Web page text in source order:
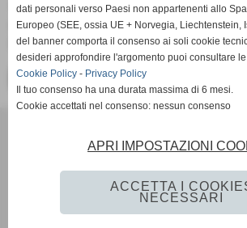
Via / Piazza:Via Ragionieri
Comune:Sesto Fiorentino
Provincia:FI
<< PRECEDENTE
Via Martiri del Padule 8 - Fucecchio
Privacy Policy-Cookie
dati personali verso Paesi non appartenenti allo
Europeo (SEE, ossia UE + Norvegia, Liechtenstein,
del banner comporta il consenso ai soli cookie
desideri approfondire l'argomento puoi consultare
Cookie Policy - Privacy Policy
Il tuo consenso ha una durata massima di 6 mesi.
Cookie accettati nel consenso: nessun consenso
APRI IMPOSTAZIONI
ACCETTA I
NECESSARI